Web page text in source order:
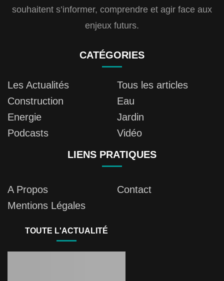
souhaitent s’informer, comprendre et agir face aux
enjeux futurs.
CATÉGORIES
Les Actualités
Tous les articles
Construction
Eau
Energie
Jardin
Podcasts
Vidéo
LIENS PRATIQUES
A Propos
Contact
Mentions Légales
TOUTE L'ACTUALITÉ